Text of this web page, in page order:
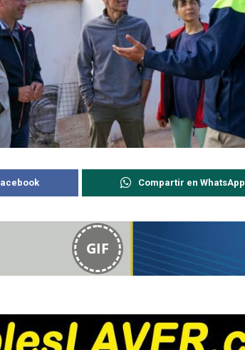
Compartir en WhatsApp
GIF